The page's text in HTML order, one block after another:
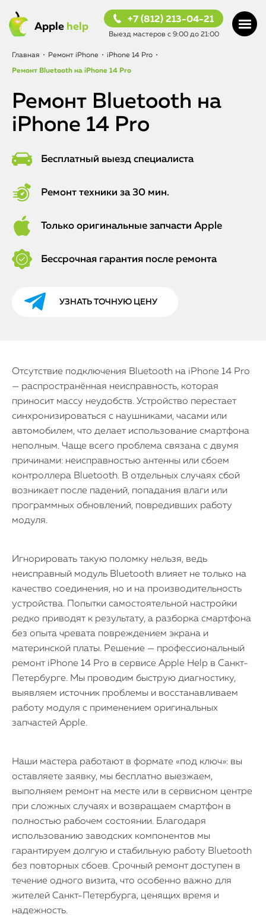
Apple help
+7 (812) 213-04-21
Выезд мастеров с 9:00 до 21:00
Главная • Ремонт iPhone • iPhone 14 Pro •
Ремонт Bluetooth на iPhone 14 Pro
Ремонт Bluetooth на
iPhone 14 Pro
Бесплатный выезд специалиста
Ремонт техники за 30 мин.
Только оригинальные запчасти Apple
Бессрочная гарантия после ремонта
УЗНАТЬ ТОЧНУЮ ЦЕНУ
Отсутствие подключения Bluetooth на iPhone 14 Pro
— распространённая неисправность, которая
приносит массу неудобств. Устройство перестает
синхронизироваться с наушниками, часами или
автомобилем, что делает использование смартфона
неполным. Чаще всего проблема связана с двумя
причинами: неисправностью антенны или сбоем
контроллера Bluetooth. В отдельных случаях сбой
возникает после падений, попадания влаги или
программных обновлений, повредивших работу
модуля.
Игнорировать такую поломку нельзя, ведь
неисправный модуль Bluetooth влияет не только на
качество соединения, но и на производительность
устройства. Попытки самостоятельной настройки
редко приводят к результату, а разборка смартфона
без опыта чревата повреждением экрана и
материнской платы. Решение — профессиональный
ремонт iPhone 14 Pro в сервисе Apple Help в Санкт-
Петербурге. Мы проводим быструю диагностику,
выявляем источник проблемы и восстанавливаем
работу модуля с применением оригинальных
запчастей Apple.
Наши мастера работают в формате «под ключ»: вы
оставляете заявку, мы бесплатно выезжаем,
выполняем ремонт на месте или в сервисном центре
при сложных случаях и возвращаем смартфон в
полностью рабочем состоянии. Благодаря
использованию заводских компонентов мы
гарантируем долгую и стабильную работу Bluetooth
без повторных сбоев. Срочный ремонт доступен в
течение одного визита, что особенно важно для
жителей Санкт-Петербурга, ценящих время и
надежность.